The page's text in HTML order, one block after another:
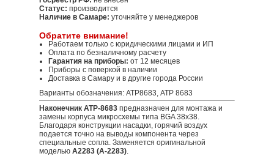
Статус: производится
Наличие в Самаре: уточняйте у менеджеров
Обратите внимание!
Работаем только с юридическими лицами и ИП
Оплата по безналичному расчету
Гарантия на приборы: от 12 месяцев
Приборы с поверкой в наличии
Доставка в Самару и в другие города России
Варианты обозначения: АТР8683, АТР 8683
Наконечник АТР-8683 предназначен для монтажа и
замены корпуса микросхемы типа BGA 38х38.
Благодаря конструкции насадки, горячий воздух
подается точно на выводы компонента через
специальные сопла. Заменяется оригинальной
моделью A2283 (A-2283).